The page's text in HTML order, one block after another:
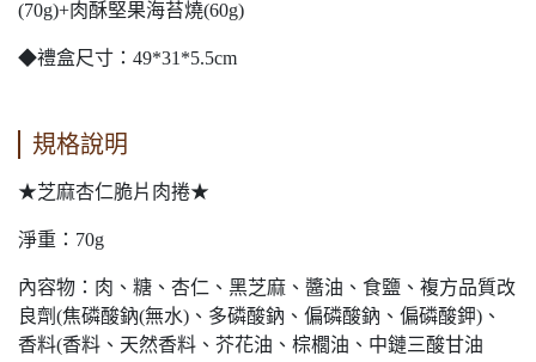
(70g)+肉酥堅果海苔燒(60g)
◆禮盒尺寸：49*31*5.5cm
規格說明
★芝麻杏仁脆片肉捲★
淨重：70g
內容物：肉、糖、杏仁、黑芝麻、醬油、食鹽、複方品質改
良劑(焦磷酸鈉(無水)、多磷酸鈉、偏磷酸鈉、偏磷酸鉀)、
香料(香料、天然香料、芥花油、棕櫚油、中鏈三酸甘油